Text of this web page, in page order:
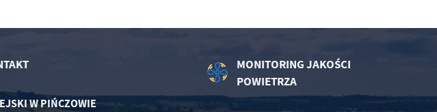
W PIŃCZOWIE
MONITORING JAKOŚCI
POWIETRZA